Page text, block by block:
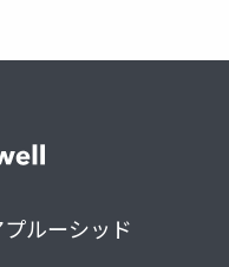
ルーシッド